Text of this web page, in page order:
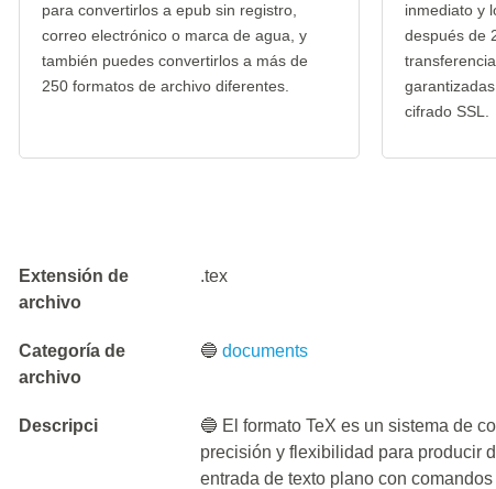
para convertirlos a epub sin registro,
correo electrónico o marca de agua, y
también puedes convertirlos a más de
250 formatos de archivo diferentes.
inmediato y
después de
cifrado SSL.
Extensión de
archivo
.tex
Categoría de
archivo
🔵documents
Descripci
🔵 El formato TeX es un sistema de
precisión y flexibilidad para producir
entrada de texto plano con